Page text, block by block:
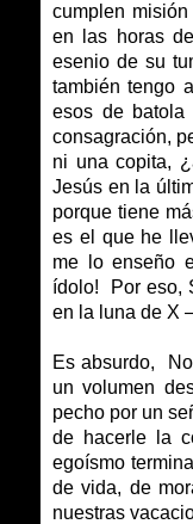
cumplen
en las horas
esenio de su
también tengo
esos de
consagración,
ni una copita,
Jesús en la
porque tiene
es el que he
me lo enseño
ídolo! Por eso,
en la luna de X
Es absurdo,
un volumen
pecho por un
de hacerle la
egoísmo
de vida, de
nuestras